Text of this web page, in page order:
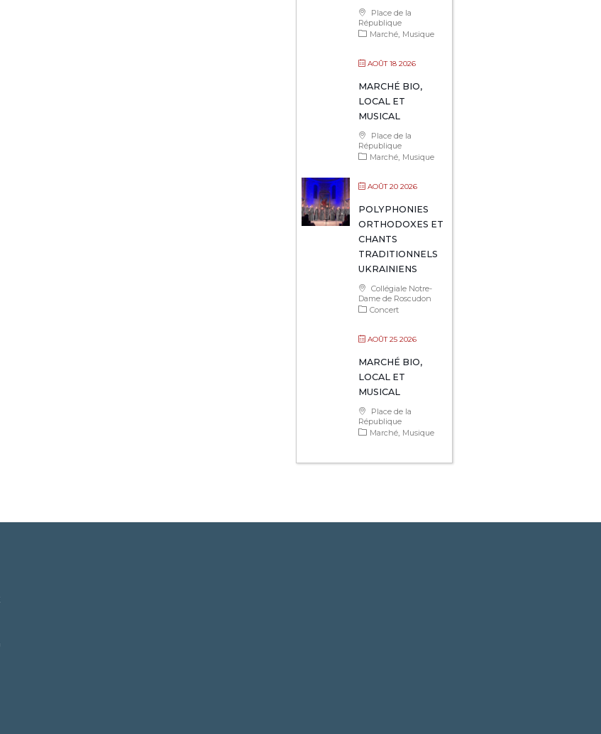
Place de la
République
Marché Musique
AOÛT 18 2026
MARCHÉ BIO,
LOCAL ET
MUSICAL
Place de la
République
Marché Musique
AOÛT 20 2026
POLYPHONIES
ORTHODOXES ET
CHANTS
TRADITIONNELS
UKRAINIENS
Collégiale Notre-
Dame de Roscudon
Concert
AOÛT 25 2026
MARCHÉ BIO,
LOCAL ET
MUSICAL
Place de la
République
Marché Musique